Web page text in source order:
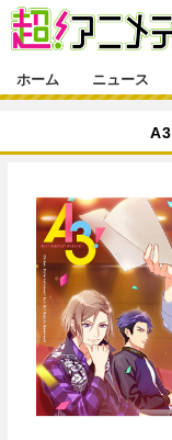
ゲーム・アプリ
映画
グッズ
声優
舞台
特集一覧
インタビュー
ラキりす
連載マンガ
連載マンガ一
番組・動画
番組・動画一覧
動画
連載・ブログ
連載・ブログ一
編集部ブログ・お
ホーム ニュース